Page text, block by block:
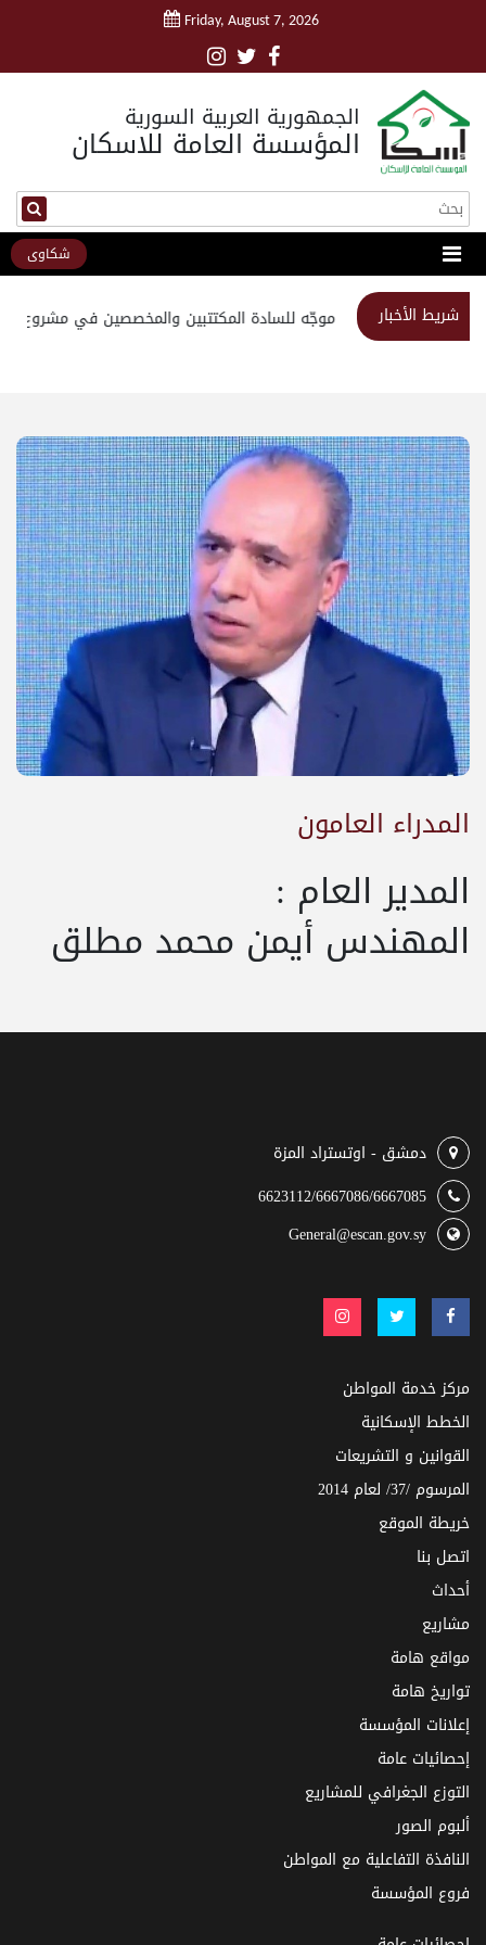
Friday, August 7, 2026
الجمهورية العربية السورية
المؤسسة العامة للاسكان
شكاوى
شريط الأخباراستبيان موجّه للسادة المكتتبين والمخصصين في مشروع
المدراء العامون
المدير العام :
المهندس أيمن محمد مطلق
دمشق - اوتستراد المزة
6623112/6667086/6667085
General@escan.gov.sy
مركز خدمة المواطن
الخطط الإسكانية
القوانين و التشريعات
المرسوم /37/ لعام 2014
خريطة الموقع
اتصل بنا
أحداث
مشاريع
مواقع هامة
تواريخ هامة
إعلانات المؤسسة
إحصائيات عامة
التوزع الجغرافي للمشاريع
ألبوم الصور
النافذة التفاعلية مع المواطن
فروع المؤسسة